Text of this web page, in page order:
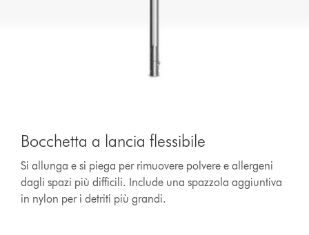
Bocchetta a lancia flessibile
Si allunga e si piega per rimuovere polvere e allergeni
dagli spazi più difficili. Include una spazzola aggiuntiva
in nylon per i detriti più grandi.